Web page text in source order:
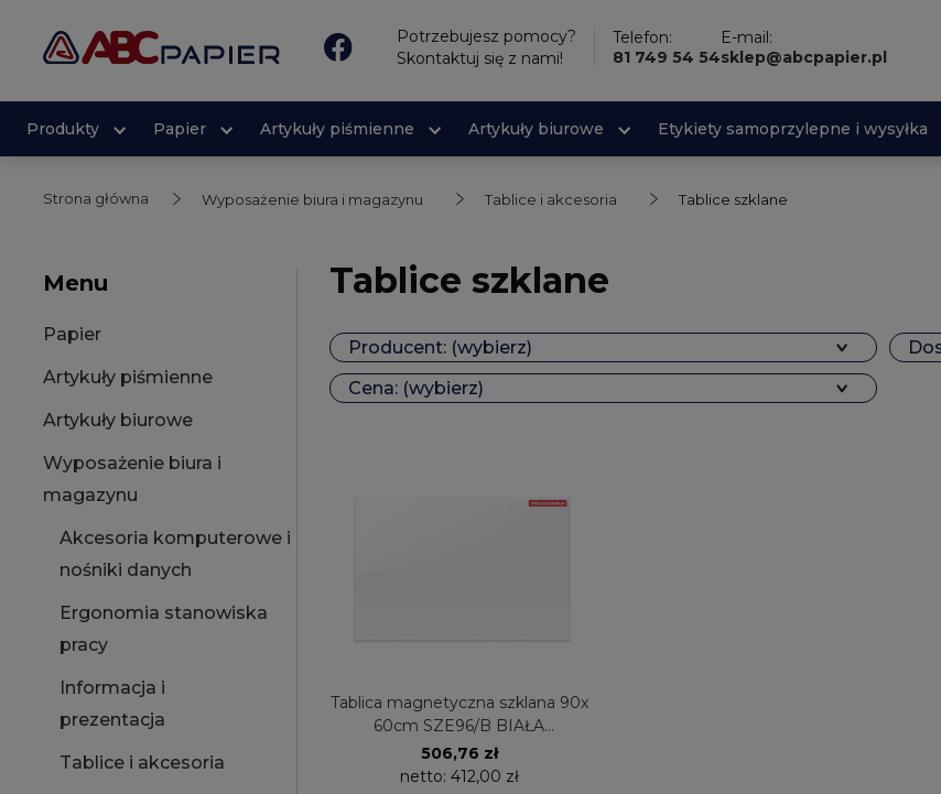
Potrzebujesz pomocy?
Skontaktuj się z nami!
Telefon:
81 749 54 54
E-mail:
sklep@abcpapier.pl
Produkty Papier Artykuły piśmienne Artykuły biurowe Etykiety samoprzylepne i wysyłka
Strona główna Wyposażenie biura i magazynu Tablice i akcesoria Tablice szklane
Menu
Papier
Artykuły piśmienne
Artykuły biurowe
Wyposażenie biura i
magazynu
Akcesoria komputerowe i
nośniki danych
Ergonomia stanowiska
pracy
Informacja i
prezentacja
Tablice i akcesoria
Tablice szklane
Producent: (wybierz)
Cena: (wybierz)
Tablica magnetyczna szklana 90x
60cm SZE96/B BIAŁA
PROJEKCYJNA MEMOBOARDS
506,76 zł
netto: 412,00 zł